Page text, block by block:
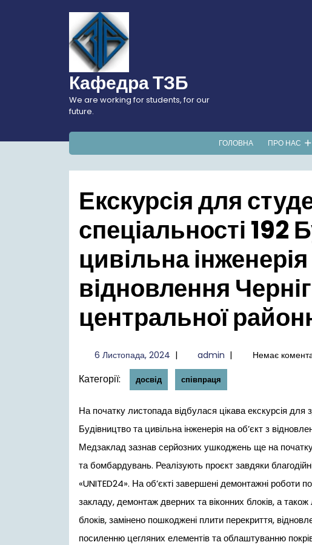
Кафедра ТЗБ
We are working for students, for our
future.
ГОЛОВНА ПРО НАС
Екскурсія для
спеціальності 192
цивільна
відновлення
центральної
6 Листопада, 20246
Листопада,
2024
| admin admin
| Немає
Категорії: досвід співпраця
На початку листопада відбулася цікава екскурсія для здобувачів вищої освіти спеціальності 192
Будівництво та цивільна інженерія на об’єкт з
Медзаклад зазнав серйозних ушкоджень ще на початку
та бомбардувань. Реалізують проєкт завдяки
«UNITED24». На об’єкті завершені демонтажні роботи
закладу, демонтаж дверних та віконних блоків, а
блоків, замінено пошкоджені плити перекриття,
посиленню цегляних елементів та облаштуванню